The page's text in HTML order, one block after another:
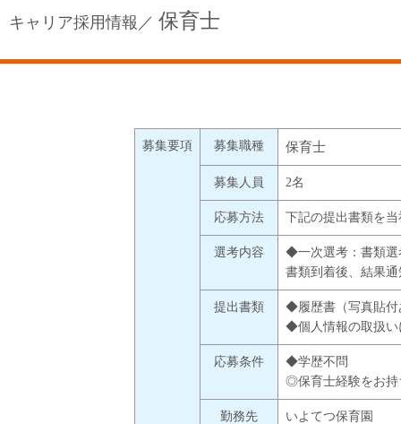
キャリア採用情報／ 保育士
募集要項 募集職種 保育士
募集人員 2名
応募方法 下記の提出書類を
選考内容
◆一次選考：書類
書類到着後、結果
提出書類
◆履歴書（写真貼
◆個人情報の取扱い
応募条件
◆学歴不問
◎保育士経験をお持
勤務先
いよてつ保育園